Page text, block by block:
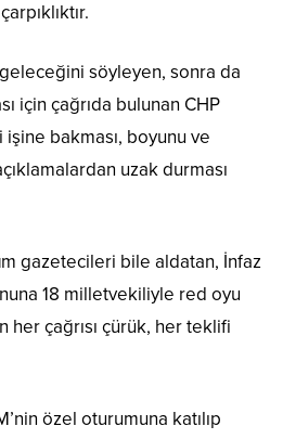
söyleyen, sonra da
için çağrıda bulunan CHP
işine bakması, boyunu ve
uzak durması
gazetecileri bile aldatan, İnfaz
18 milletvekiliyle red oyu
her çağrısı çürük, her teklifi
özel oturumuna katılıp